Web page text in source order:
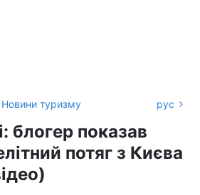
Новини туризму рус
блогер показав
потяг з Києва